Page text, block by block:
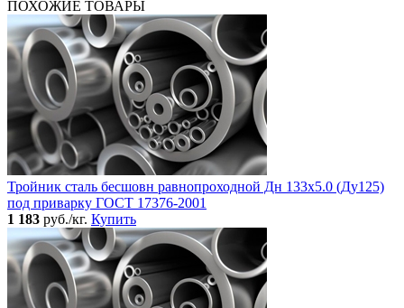
ПОХОЖИЕ ТОВАРЫ
Тройник сталь бесшовн равнопроходной Дн 133х5.0 (Ду125)
под приварку ГОСТ 17376-2001
1 183 руб./кг. Купить